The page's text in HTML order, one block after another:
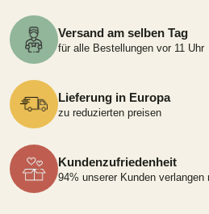
Versand am selben Tag
für alle Bestellungen vor 11 Uhr
Lieferung in Europa
zu reduzierten preisen
Kundenzufriedenheit
94% unserer Kunden verlangen